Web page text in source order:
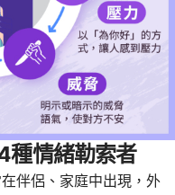
種情緒勒索者
伴侶、家庭中出現，外